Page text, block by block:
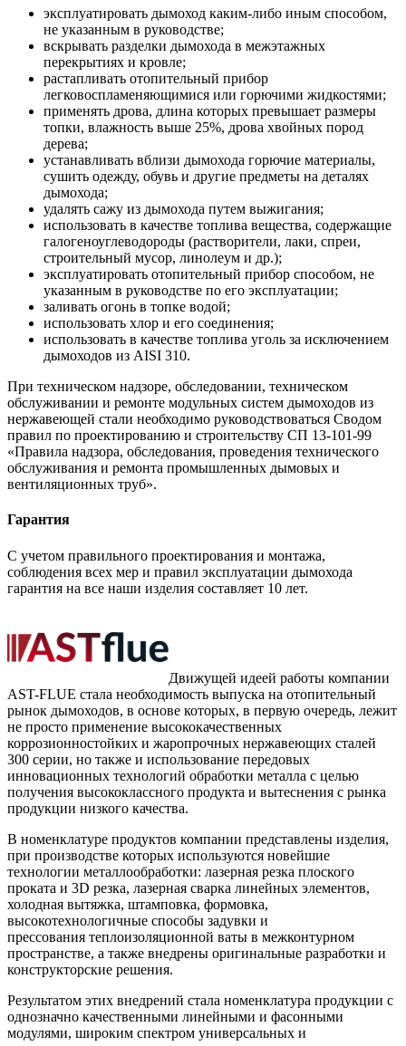
эксплуатировать дымоход каким-либо иным способом,
не указанным в руководстве;
вскрывать разделки дымохода в межэтажных
перекрытиях и кровле;
растапливать отопительный прибор
легковоспламеняющимися или горючими жидкостями;
применять дрова, длина которых превышает размеры
топки, влажность выше 25%, дрова хвойных пород
дерева;
устанавливать вблизи дымохода горючие материалы,
сушить одежду, обувь и другие предметы на деталях
дымохода;
удалять сажу из дымохода путем выжигания;
использовать в качестве топлива вещества, содержащие
галогеноуглеводороды (растворители, лаки, спреи,
строительный мусор, линолеум и др.);
эксплуатировать отопительный прибор способом, не
указанным в руководстве по его эксплуатации;
заливать огонь в топке водой;
использовать хлор и его соединения;
использовать в качестве топлива уголь за исключением
дымоходов из AISI 310.
При техническом надзоре, обследовании, техническом
обслуживании и ремонте модульных систем дымоходов из
нержавеющей стали необходимо руководствоваться Сводом
правил по проектированию и строительству СП 13-101-99
«Правила надзора, обследования, проведения технического
обслуживания и ремонта промышленных дымовых и
вентиляционных труб».
Гарантия
С учетом правильного проектирования и монтажа,
соблюдения всех мер и правил эксплуатации дымохода
гарантия на все наши изделия составляет 10 лет.
Движущей идеей работы компании
AST-FLUE стала необходимость выпуска на отопительный
рынок дымоходов, в основе которых, в первую очередь, лежит
не просто применение высококачественных
коррозионностойких и жаропрочных нержавеющих сталей
300 серии, но также и использование передовых
инновационных технологий обработки металла с целью
получения высококлассного продукта и вытеснения с рынка
продукции низкого качества.
В номенклатуре продуктов компании представлены изделия,
при производстве которых используются новейшие
технологии металлообработки: лазерная резка плоского
проката и 3D резка, лазерная сварка линейных элементов,
холодная вытяжка, штамповка, формовка,
высокотехнологичные способы задувки и
прессования теплоизоляционной ваты в межконтурном
пространстве, а также внедрены оригинальные разработки и
конструкторские решения.
Результатом этих внедрений стала номенклатура продукции с
однозначно качественными линейными и фасонными
модулями, широким спектром универсальных и